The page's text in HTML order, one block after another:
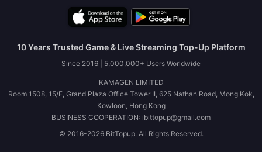
10 Years Trusted Game & Live Streaming Top-Up Platform
Since 2016 | 5,000,000+ Users Worldwide
KAMAGEN LIMITED
Room 1508, 15/F, Grand Plaza Office Tower II, 625 Nathan Road, Mong Kok,
Kowloon, Hong Kong
BUSINESS COOPERATION: ibittopup@gmail.com
© 2016-2026 BitTopup. All Rights Reserved.